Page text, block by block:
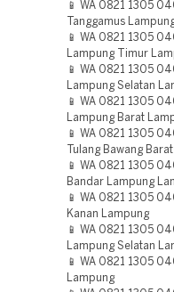
📱 WA 0821 1305
Tanggamus
📱 WA 0821 1305
Lampung Timur
📱 WA 0821 1305
Lampung Selatan
📱 WA 0821 1305
Lampung Barat
📱 WA 0821 1305
Tulang Bawang
📱 WA 0821 1305
Bandar Lampung
📱 WA 0821 1305
Kanan Lampung
📱 WA 0821 1305
Lampung Selatan
📱 WA 0821 1305
Lampung